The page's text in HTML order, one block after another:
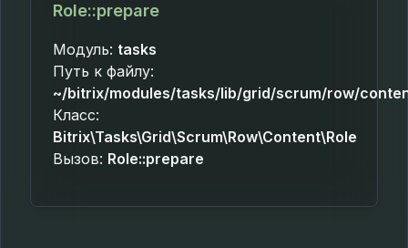
Role::prepare
Модуль: tasks
Путь к файлу:
~/bitrix/modules/tasks/lib/grid/scrum/row/
Класс:
Bitrix\Tasks\Grid\Scrum\Row\Content\Role
Вызов: Role::prepare